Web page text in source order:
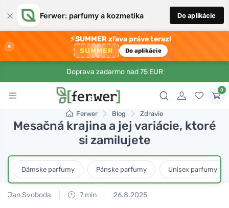
× Ferwer: parfumy a kozmetika Do aplikácie
×
⚡SUMMER zľava práve teraz!
SUMMER Do aplikácie
Doprava zadarmo nad 75 EUR
0
Ferwer Blog Zdravie
Mesačná krajina a jej variácie, ktoré
si zamilujete
Dámske parfumy Pánske parfumy Unisex parfumy
Jan Svoboda 7 min 26.8.2025